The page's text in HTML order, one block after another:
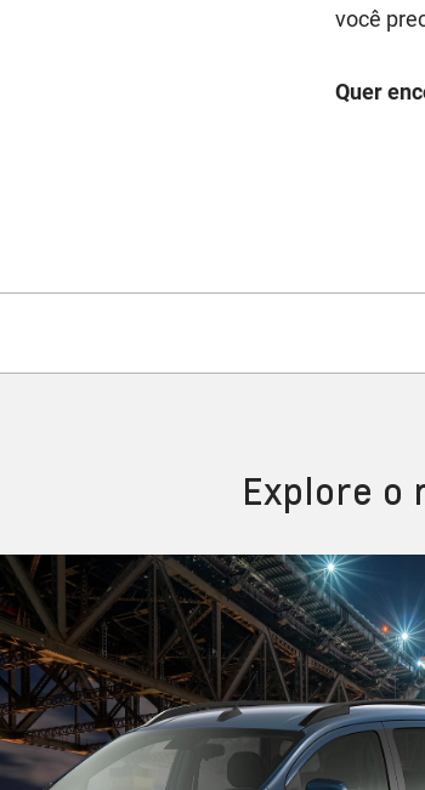
você
Quer
Explore o